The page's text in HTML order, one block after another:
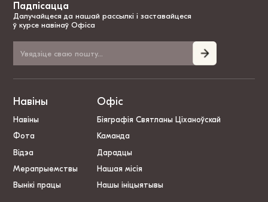
Падпісацца
Далучайцеся да нашай рассылкі і заставайцеся
ў курсе навінаў Офіса
Навіны
Навіны
Фота
Відэа
Мерапрыемствы
Вынікі працы
Офіс
Біяграфія Святланы Ціханоўскай
Каманда
Дарадцы
Нашая місія
Нашы ініцыятывы